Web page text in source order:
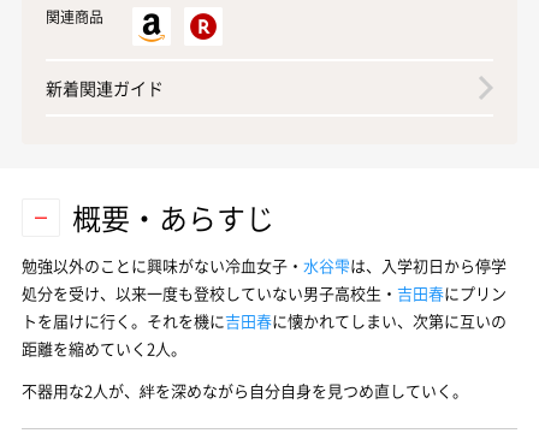
関連商品
新着関連ガイド
概要・あらすじ
勉強以外のことに興味がない冷血女子・ 水谷雫は、入学初日から停学
処分を受け、以来一度も登校していない男子高校生・ 吉田春にプリン
トを届けに行く。それを機に吉田春に懐かれてしまい、次第に互いの
距離を縮めていく2人。
不器用な2人が、絆を深めながら自分自身を見つめ直していく。